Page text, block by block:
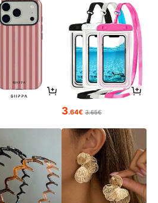
3.64€ 3.65€